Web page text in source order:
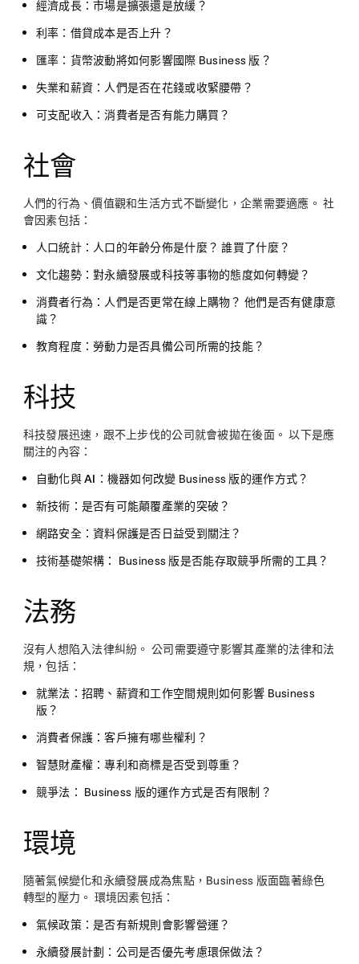
經濟成長：市場是擴張還是放緩？
利率： 借貸成本是否上升？
匯率： 貨幣波動將如何影響國際 Business 版？
失業和薪資： 人們是否在花錢或收緊腰帶？
可支配收入：消費者是否有能力購買？
社會
人們的行為、價值觀和生活方式不斷變化，企業需要適應。 社
會因素包括：
人口統計： 人口的年齡分佈是什麼？ 誰買了什麼？
文化趨勢：對永續發展或科技等事物的態度如何轉變？
消費者行為： 人們是否更常在線上購物？ 他們是否有健康意
識？
教育程度：勞動力是否具備公司所需的技能？
科技
科技發展迅速，跟不上步伐的公司就會被拋在後面。 以下是應
關注的內容：
自動化與 AI： 機器如何改變 Business 版的運作方式？
新技術： 是否有可能顛覆產業的突破？
網路安全：資料保護是否日益受到關注？
技術基礎架構： Business 版是否能存取競爭所需的工具？
法務
沒有人想陷入法律糾紛。 公司需要遵守影響其產業的法律和法
規，包括：
就業法： 招聘、薪資和工作空間規則如何影響 Business
版？
消費者保護：客戶擁有哪些權利？
智慧財產權：專利和商標是否受到尊重？
競爭法： Business 版的運作方式是否有限制？
環境
隨著氣候變化和永續發展成為焦點，Business 版面臨著綠色
轉型的壓力。 環境因素包括：
氣候政策：是否有新規則會影響營運？
永續發展計劃： 公司是否優先考慮環保做法？